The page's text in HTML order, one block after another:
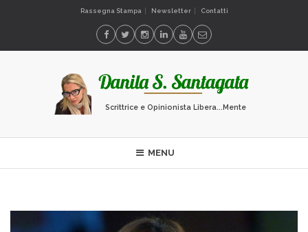
Rassegna Stampa Newsletter Contatti
Scrittrice e Opinionista Libera...Mente
MENU